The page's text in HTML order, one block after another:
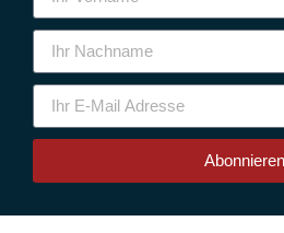
Abonnieren